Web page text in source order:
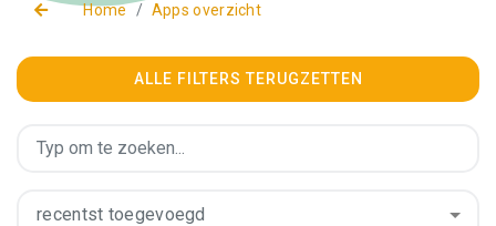
Home Apps overzicht
ALLE FILTERS TERUGZETTEN
recentst toegevoegd